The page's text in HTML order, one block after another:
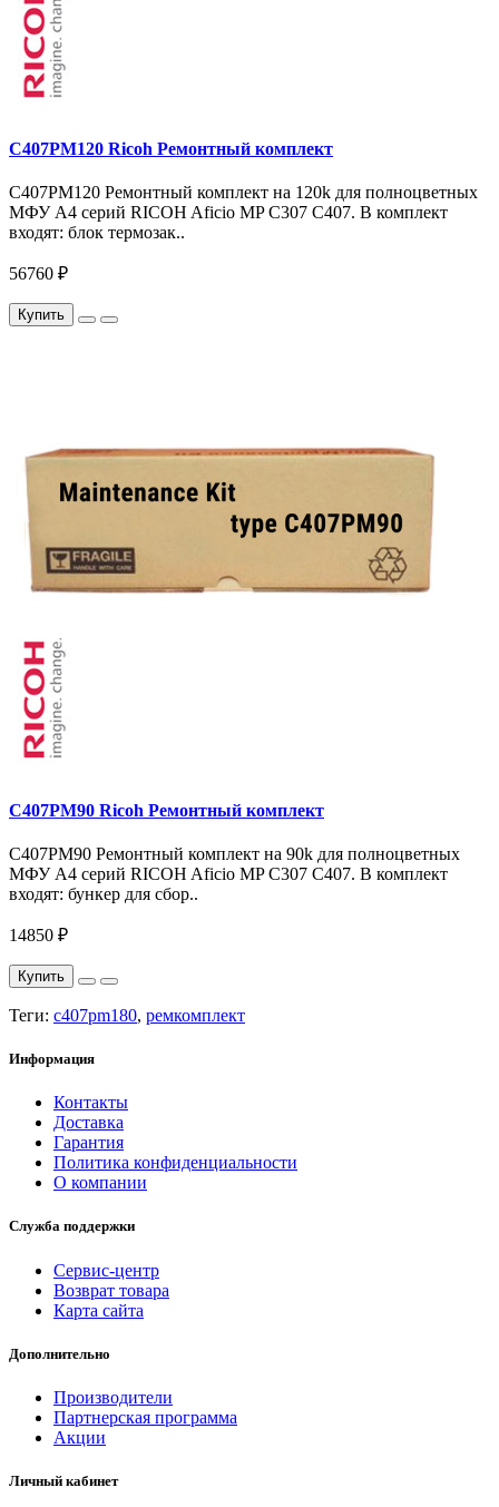
C407PM120 Ricoh Ремонтный комплект
C407PM120 Ремонтный комплект на 120k для полноцветных
МФУ A4 серий RICOH Aficio MP С307 С407. В комплект
входят: блок термозак..
56760 ₽
Купить
C407PM90 Ricoh Ремонтный комплект
С407PM90 Ремонтный комплект на 90k для полноцветных
МФУ A4 серий RICOH Aficio MP С307 С407. В комплект
входят: бункер для сбор..
14850 ₽
Купить
Теги: c407pm180, ремкомплект
Информация
Контакты
Доставка
Гарантия
Политика конфиденциальности
О компании
Служба поддержки
Сервис-центр
Возврат товара
Карта сайта
Дополнительно
Производители
Партнерская программа
Акции
Личный кабинет